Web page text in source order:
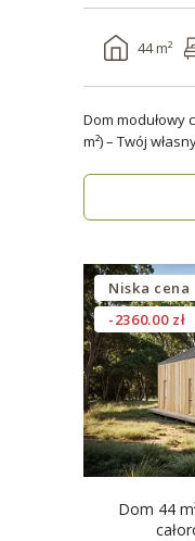
44 m²
Dom modułowy
m²) – Twój własny
Niska cena
-2360.00 zł
Dom 44